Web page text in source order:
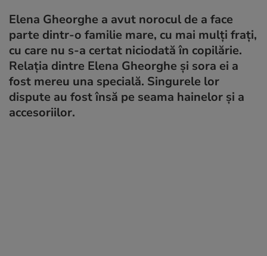
Elena Gheorghe a avut norocul de a face
parte dintr-o familie mare, cu mai mulți frați,
cu care nu s-a certat niciodată în copilărie.
Relația dintre Elena Gheorghe și sora ei a
fost mereu una specială. Singurele lor
dispute au fost însă pe seama hainelor și a
accesoriilor.